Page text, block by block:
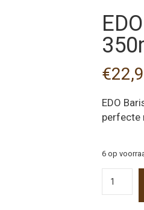
€
EDO
perfecte
6 op
Barista